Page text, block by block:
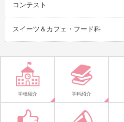
コンテスト
スイーツ＆カフェ・フード科
学校紹介 学科紹介